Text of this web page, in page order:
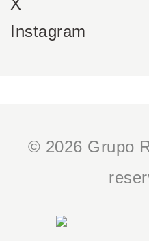
X
Instagram
© 2026 Grupo